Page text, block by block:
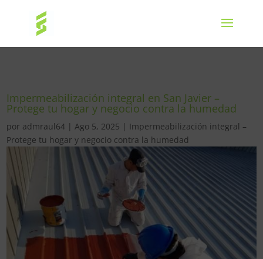
Impermeabilización integral en San Javier –
Protege tu hogar y negocio contra la humedad
por admraul64 |Ago 5, 2025 | Impermeabilización integral –
Protege tu hogar y negocio contra la humedad